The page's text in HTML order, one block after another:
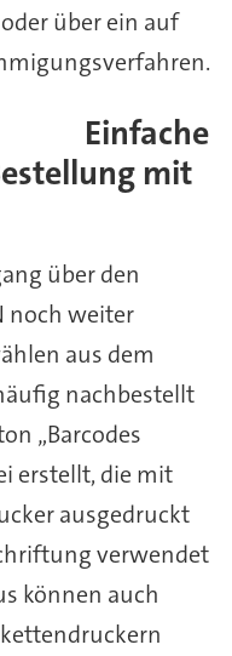
über ein auf
Einfache
mit
über den
noch weiter
aus dem
nachbestellt
„Barcodes
erstellt, die mit
ausgedruckt
verwendet
können auch